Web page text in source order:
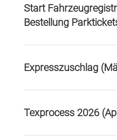
Start
Bestellung
Expresszuschlag
Texprocess 2026